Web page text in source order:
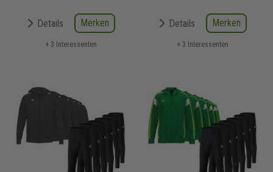
Details Merken
+ 3 Interessenten
Details Merken
+ 3 Interessenten